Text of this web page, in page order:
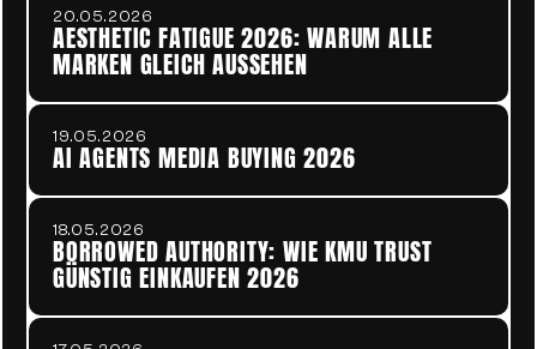
20.05.2026
AESTHETIC FATIGUE 2026: WARUM ALLE
MARKEN GLEICH AUSSEHEN
19.05.2026
AI AGENTS MEDIA BUYING 2026
18.05.2026
BORROWED AUTHORITY: WIE KMU TRUST
GÜNSTIG EINKAUFEN 2026